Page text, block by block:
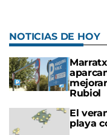
NOTICIAS DE HOY
Rubiol
El
playa